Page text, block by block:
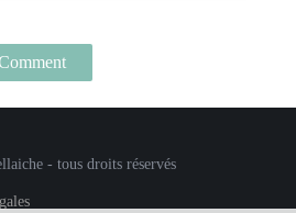
- tous droits réservés